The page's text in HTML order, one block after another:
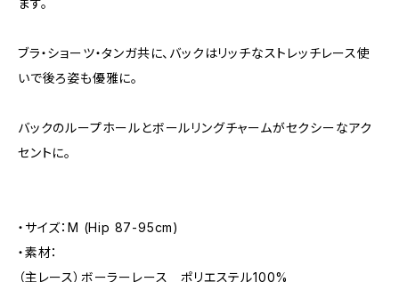
ます。
ブラ・ショーツ・タンガ共に、バックはリッチなストレッチレース使
いで後ろ姿も優雅に。
バックのループホールとボールリングチャームがセクシーなアク
セントに。
・サイズ：M (Hip 87-95cm)
・素材：
（主レース）ボーラーレース ポリエステル100%